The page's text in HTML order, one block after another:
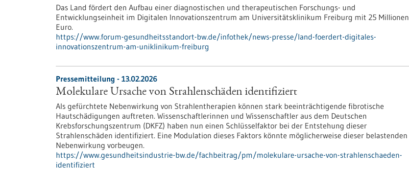
Das Land fördert den Aufbau einer diagnostischen und therapeutischen Forschungs- und
Entwicklungseinheit im Digitalen Innovationszentrum am Universitätsklinikum Freiburg mit 25 Millionen
Euro.
https://www.forum-gesundheitsstandort-bw.de/infothek/news-presse/land-foerdert-digitales-
innovationszentrum-am-uniklinikum-freiburg
Pressemitteilung - 13.02.2026
Molekulare Ursache von Strahlenschäden identifiziert
Als gefürchtete Nebenwirkung von Strahlentherapien können stark beeinträchtigende fibrotische
Hautschädigungen auftreten. Wissenschaftlerinnen und Wissenschaftler aus dem Deutschen
Krebsforschungszentrum (DKFZ) haben nun einen Schlüsselfaktor bei der Entstehung dieser
Strahlenschäden identifiziert. Eine Modulation dieses Faktors könnte möglicherweise dieser belastenden
Nebenwirkung vorbeugen.
https://www.gesundheitsindustrie-bw.de/fachbeitrag/pm/molekulare-ursache-von-strahlenschaeden-
identifiziert